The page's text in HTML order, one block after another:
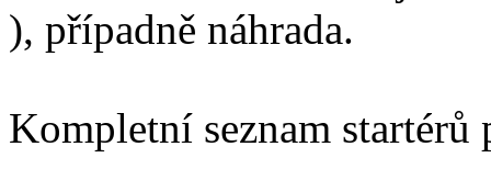
), případně náhrada.
Kompletní seznam